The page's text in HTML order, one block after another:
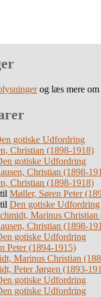
og læs mere om
gotiske Udfordring
Christian (1898-1918)
gotiske Udfordring
Christian (1898-
Christian (1898-1918)
til Møller, Søren Peter
til Den gotiske Udfordring
Marinus Christian
Christian (1898-
gotiske Udfordring
Peter (1894-1915)
Marinus Christian
Peter Jørgen (1893-
gotiske Udfordring
gotiske Udfordring